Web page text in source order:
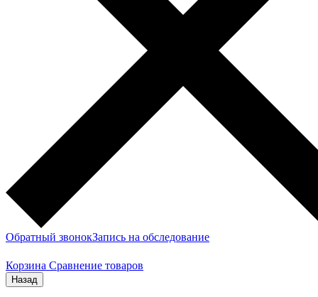
Обратный звонокЗапись на обследование
Корзина Сравнение товаров
Назад